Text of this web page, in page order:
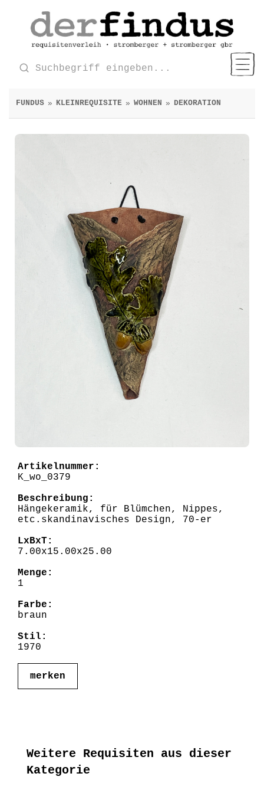
FUNDUS » KLEINREQUISITE » WOHNEN » DEKORATION
Artikelnummer:
K_wo_0379
Beschreibung:
Hängekeramik, für Blümchen, Nippes,
etc.skandinavisches Design, 70-er
LxBxT:
7.00x15.00x25.00
Menge:
1
Farbe:
braun
Stil:
1970
merken
Weitere Requisiten aus dieser
Kategorie